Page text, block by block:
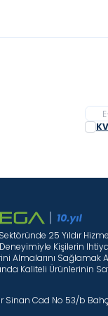
25 Yıldır
Kişilerin
Almalarını Sağlamak
Kaliteli Ürünlerinin
Sinan Cad No 53/b